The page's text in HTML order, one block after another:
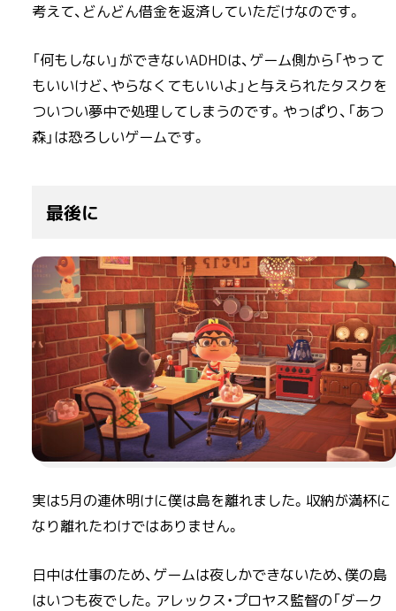
考えて、どんどん借金を返済していただけなのです。
「何もしない」ができないADHDは、ゲーム側から「やって
もいいけど、やらなくてもいいよ」と与えられたタスクを
ついつい夢中で処理してしまうのです。やっぱり、「あつ
森」は恐ろしいゲームです。
最後に
実は5月の連休明けに僕は島を離れました。収納が満杯に
なり離れたわけではありません。
日中は仕事のため、ゲームは夜しかできないため、僕の島
はいつも夜でした。アレックス・プロヤス監督の「ダーク